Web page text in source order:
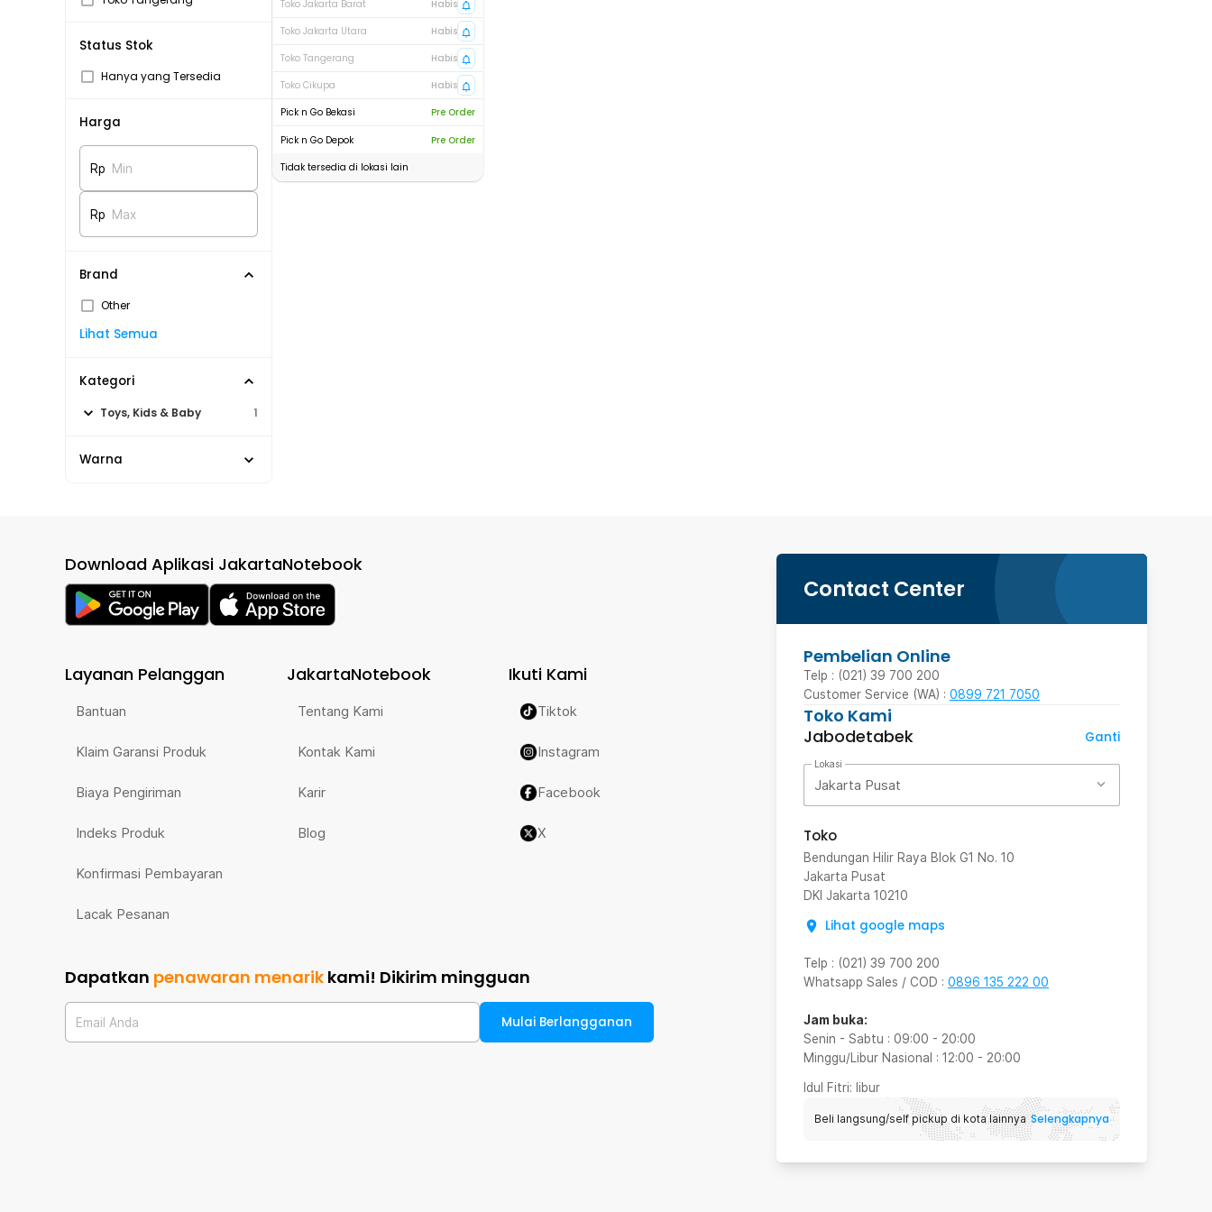
Status Stok
Hanya yang Tersedia
Harga
Rp Min
Rp Max
Brand
Other
Lihat Semua
Kategori
Toys, Kids & Baby 1
Warna
Toko Jakarta Barat
Habis
Toko Jakarta Utara
Habis
Toko Tangerang
Habis
Toko Cikupa
Habis
Pick n Go Bekasi
Pre Order
Pick n Go Depok
Pre Order
Tidak tersedia di lokasi lain
Contact Center
Pembelian Online
Telp : (021) 39 700 200
Customer Service (WA) : 0899 721 7050
Toko Kami
Jabodetabek
Ganti
Lokasi
Jakarta Pusat
Toko
Bendungan Hilir Raya Blok G1 No. 10
Jakarta Pusat
DKI Jakarta 10210
Lihat google maps
Telp : (021) 39 700 200
Whatsapp Sales / COD : 0896 135 222 00
Jam buka:
Senin - Sabtu : 09:00 - 20:00
Minggu/Libur Nasional : 12:00 - 20:00
Idul Fitri: libur
Beli langsung/self pickup di kota lainnya Selengkapnya
Download Aplikasi JakartaNotebook
Layanan Pelanggan
Bantuan
Klaim Garansi Produk
Biaya Pengiriman
Indeks Produk
Konfirmasi Pembayaran
Lacak Pesanan
JakartaNotebook
Tentang Kami
Kontak Kami
Karir
Blog
Ikuti Kami
Tiktok
Instagram
Facebook
X
Dapatkan penawaran menarik kami! Dikirim mingguan
Email Anda Mulai Berlangganan